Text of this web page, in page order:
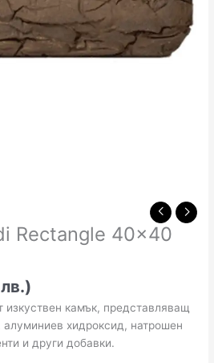
Rectangle 40×40
изкуствен камък, представляващ
хидроксид, натрошен
и други добавки.